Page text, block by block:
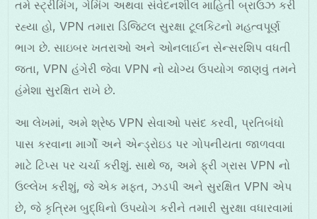
તમે સ્ટ્રીમિંગ, ગેમિંગ અથવા સંવેદનશીલ માહિતી બ્રાઉઝ કરી
રહ્યા હો, VPN તમારા ડિજિટલ સુરક્ષા ટૂલકિટનો મહત્વપૂર્ણ
ભાગ છે. સાઇબર ખતરાઓ અને ઓનલાઈન સેન્સરશિપ વધતી
જતા, VPN હંગેરી જેવા VPN નો યોગ્ય ઉપયોગ જાણવું તમને
હંમેશા સુરક્ષિત રાખે છે.
આ લેખમાં, અમે શ્રેષ્ઠ VPN સેવાઓ પસંદ કરવી, પ્રતિબંધો
પાસ કરવાના માર્ગો અને એન્ડ્રોઇડ પર ગોપનીયતા જાળવવા
માટે ટિપ્સ પર ચર્ચા કરીશું. સાથે જ, અમે ફ્રી ગ્રાસ VPN નો
ઉલ્લેખ કરીશું, જે એક મફત, ઝડપી અને સુરક્ષિત VPN એપ
છે, જે કૃત્રિમ બુદ્ધિનો ઉપયોગ કરીને તમારી સુરક્ષા વધારવામાં